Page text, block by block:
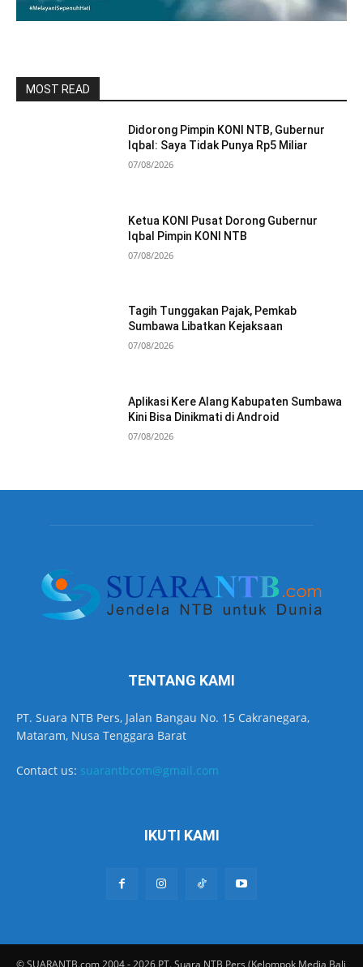
MOST READ
Didorong Pimpin KONI NTB, Gubernur
Iqbal: Saya Tidak Punya Rp5 Miliar
07/08/2026
Ketua KONI Pusat Dorong Gubernur
Iqbal Pimpin KONI NTB
07/08/2026
Tagih Tunggakan Pajak, Pemkab
Sumbawa Libatkan Kejaksaan
07/08/2026
Aplikasi Kere Alang Kabupaten Sumbawa
Kini Bisa Dinikmati di Android
07/08/2026
TENTANG KAMI
PT. Suara NTB Pers, Jalan Bangau No. 15 Cakranegara,
Mataram, Nusa Tenggara Barat
Contact us: suarantbcom@gmail.com
IKUTI KAMI